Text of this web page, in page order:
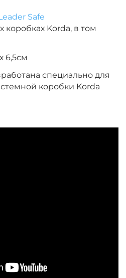
Safe
коробках Korda, в том
6,5см
специально для
коробки Korda